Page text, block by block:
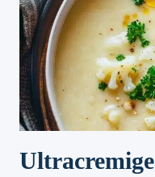
Ultracremige